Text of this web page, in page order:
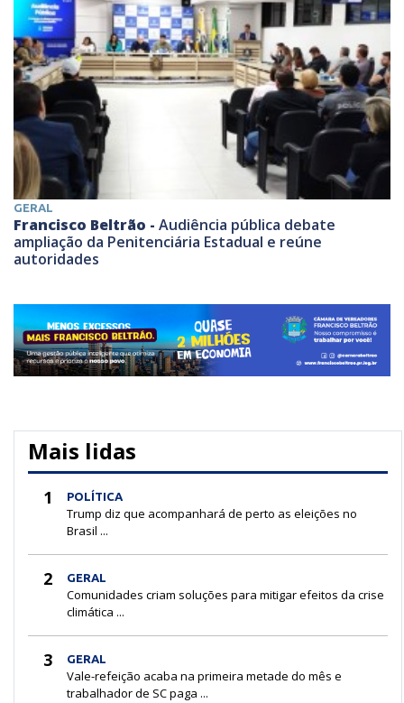
GERAL
Francisco Beltrão - Audiência pública debate
ampliação da Penitenciária Estadual e reúne
autoridades
Mais lidas
1 POLÍTICA
Trump diz que acompanhará de perto as eleições no
Brasil ...
2 GERAL
Comunidades criam soluções para mitigar efeitos da crise
climática ...
3 GERAL
Vale-refeição acaba na primeira metade do mês e
trabalhador de SC paga ...